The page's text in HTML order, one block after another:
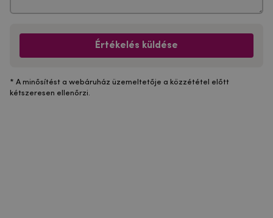
Értékelés küldése
* A minősítést a webáruház üzemeltetője a közzététel előtt
kétszeresen ellenőrzi.